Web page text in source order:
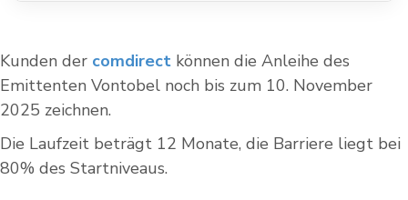
Kunden der comdirect können die Anleihe des
Emittenten Vontobel noch bis zum 10. November
2025 zeichnen.
Die Laufzeit beträgt 12 Monate, die Barriere liegt bei
80% des Startniveaus.